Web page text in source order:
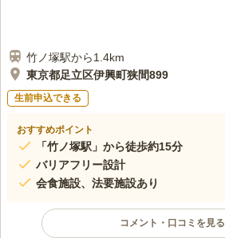
竹ノ塚駅から1.4km
東京都足立区伊興町狭間899
生前申込できる
おすすめポイント
「竹ノ塚駅」から徒歩約15分
バリアフリー設計
会食施設、法要施設あり
コメント・口コミを見る